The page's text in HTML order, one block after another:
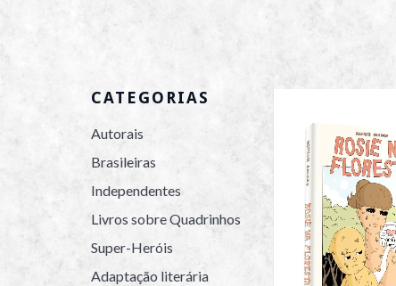
CATEGORIAS
Autorais
Brasileiras
Independentes
Livros sobre Quadrinhos
Super-Heróis
Adaptação literária